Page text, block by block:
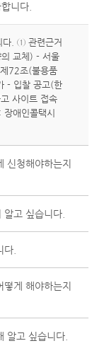
니다.
다. ① 관련근거
교체) - 서울
72조(불용품
- 입찰 공고(한
사이트 접속
애인콜택시
신청해야하는지
고 싶습니다.
.
게 해야하는지
알고 싶습니다.